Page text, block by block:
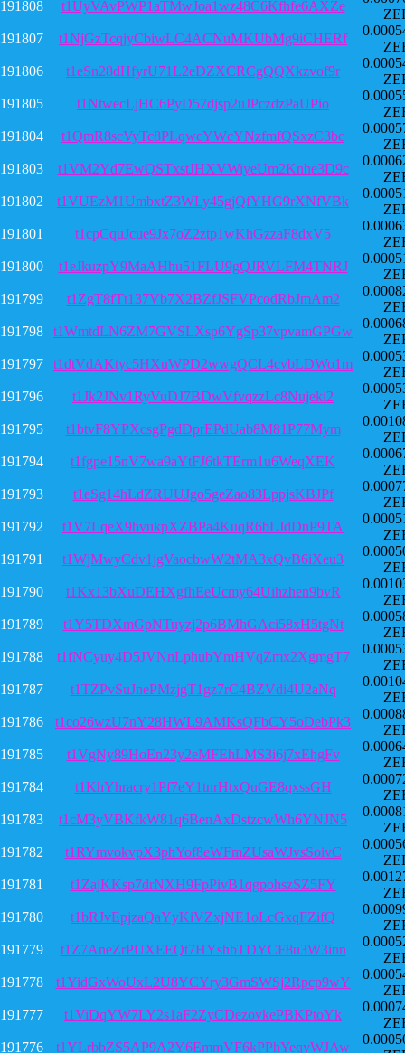
191808
t1UyVAvPWP1aTMwJoa1wz48C6Kfhfe6AXZe
191807
t1NjGzTcqjyCbiwLC4ACNuMKUbMg9iCHERf
191806
t1eSn28dHfyrU71L2eDZXCRCgQQXkzvof9r
191805
t1NtwecLjHC6PyD57djsp2uJPczdzPaUPio
191804
t1QmR8scVyTc8PLqwcYWcYNzfmfQSxzC3bc
191803
t1VM2Yd7EwQSTxstJHXVWiyeUm2Knhe3D9c
191802
t1VUEzM1UmbxtZ3WLy45gjQfYHG9rXNfVBk
191801
t1cpCquJcue9Jx7oZ2ztp1wKhGzzaF8dxV5
191800
t1eJkuzpY9MaAHhu51FLU9gQJRVLFM4TNRJ
191799
t1ZgT8fTt137Vb7X2BZfJSFVPcodRbJmAm2
191798
t1WmtdLN6ZM7GVSLXsp6YgSp37vpvamGPGw
191797
t1dtVdAKtyc5HXuWPD2wwgQCL4cvbLDWo1m
191796
t1Jk2JNv1RyVuDJ7BDwVfvqzzLc8Nujeki2
191795
t1btvF8YPXcsgPgdDprEPdUab8M81P77Mym
191794
t1fgpe15nV7wa9aYtFJ6tkTErm1u6WeqXEK
191793
t1eSg14hLdZRUUJgo5geZao83LppjsKBJPf
191792
t1V7LqeX9hvukpXZBPa4KuqR6bLJdDnP9TA
191791
t1WjMwyCdv1jgVaocbwW2tMA3xQvB6iXeu3
191790
t1Kx13bXuDEHXgfhEeUcmy64Uihzhen9bvR
191789
t1Y5TDXmGpNTuyzj2p6BMhGAci58xH5tgNt
191788
t1fNCyuy4D5JVNnLphubYmHVqZmx2XgmgT7
191787
t1TZPvSuJnePMzjgT1gz7rC4BZVdi4U2aNq
191786
t1co26wzU7nY28HWL9AMKsQFbCY5oDebPk3
191785
t1VgNy89HoEn23y2eMFEhLMS3i6j7xEhgFv
191784
t1KhYhracry1Pf7eY1tnrHtxQuGE8qxssGH
191783
t1cM3yVBKfkW81q6BenAxDstzcwWh6YNJN5
191782
t1RYmvokvpX3phYof8eWFmZUsaWJvsSoivC
191781
t1ZajKKsp7drNXH9FpPivB1qgpohszSZ5FY
191780
t1bRJvEpjzaQaYyKiVZxjNE1oLcGxqFZifQ
191779
t1Z7AneZrPUXEEQt7HYshbTDYCF8u3W3inn
191778
t1YidGxWoUxL2U8YCYry3GmSWSj2Rpcp9wY
191777
t1ViDqYW7LY2s1aF2ZyCDezovkePBKPtoYk
191776
t1YLrbbZS5AP9A2Y6EmmVF6kPPhYeqyWJAw